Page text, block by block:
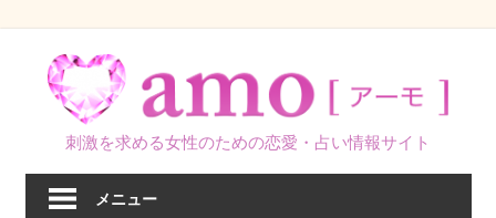
刺激を求める女性のための恋愛・占い情報サイト
メニュー